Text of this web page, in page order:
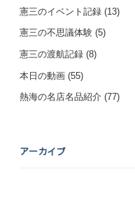
憲三のイベント記録 (13)
憲三の不思議体験 (5)
憲三の渡航記録 (8)
本日の動画 (55)
熱海の名店名品紹介 (77)
アーカイブ